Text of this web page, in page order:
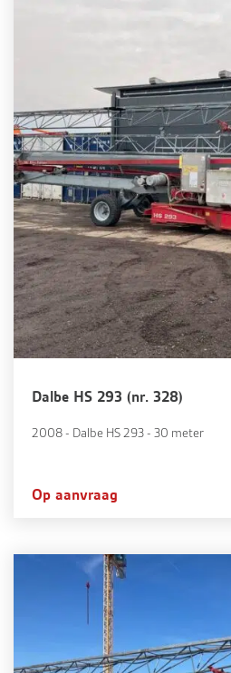
Dalbe HS 293 (nr. 328)
2008 - Dalbe HS 293 - 30 meter
Op aanvraag